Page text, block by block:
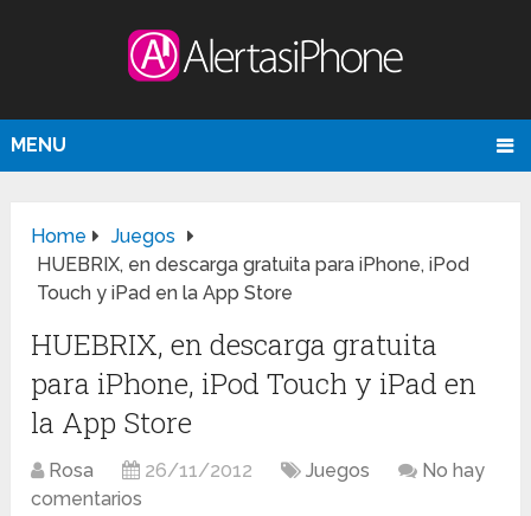
MENU
Home
Juegos
HUEBRIX, en descarga gratuita para iPhone, iPod
Touch y iPad en la App Store
HUEBRIX, en descarga gratuita
para iPhone, iPod Touch y iPad en
la App Store
Rosa 26/11/2012 Juegos
No hay
comentarios